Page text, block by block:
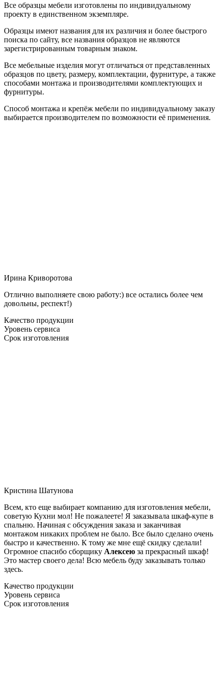
Все образцы мебели изготовлены по индивидуальному
проекту в единственном экземпляре.
Образцы имеют названия для их различия и более быстрого
поиска по сайту, все названия образцов не являются
зарегистрированным товарным знаком.
Все мебельные изделия могут отличаться от представленных
образцов по цвету, размеру, комплектации, фурнитуре, а также
способами монтажа и производителями комплектующих и
фурнитуры.
Способ монтажа и крепёж мебели по индивидуальному заказу
выбирается производителем по возможности её применения.
Ирина Криворотова
Отлично выполняете свою работу:) все остались более чем
довольны, респект!)
Качество продукции
Уровень сервиса
Срок изготовления
Кристина Шатунова
Всем, кто еще выбирает компанию для изготовления мебели,
советую Кухни мол! Не пожалеете! Я заказывала шкаф-купе в
спальню. Начиная с обсуждения заказа и заканчивая
монтажом никаких проблем не было. Все было сделано очень
быстро и качественно. К тому же мне ещё скидку сделали!
Огромное спасибо сборщику Алексею за прекрасный шкаф!
Это мастер своего дела! Всю мебель буду заказывать только
здесь.
Качество продукции
Уровень сервиса
Срок изготовления